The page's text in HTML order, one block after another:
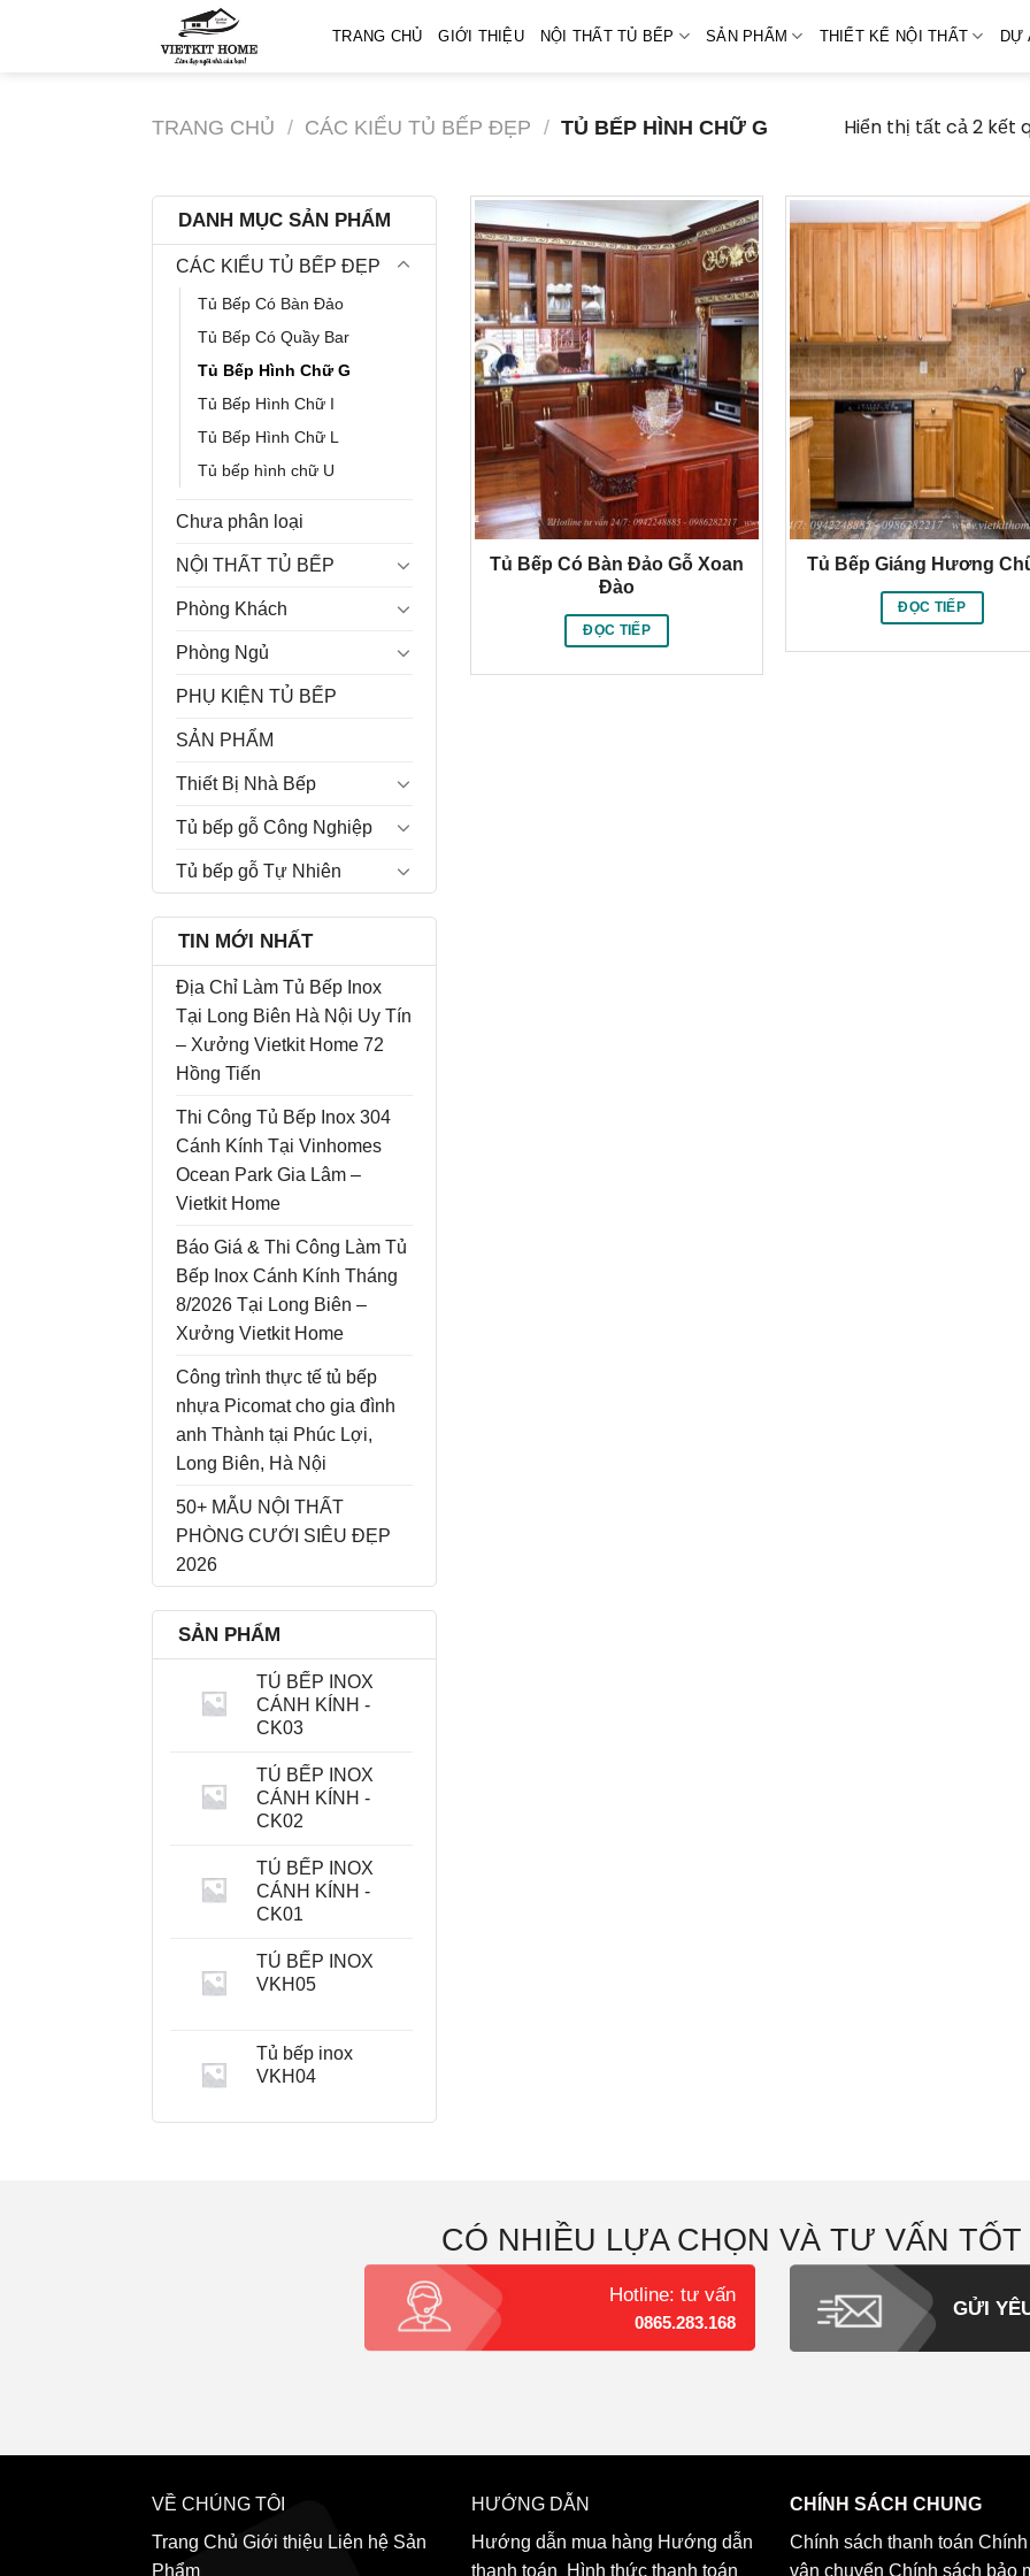
TRANG CHỦ GIỚI THIỆU NỘI THẤT TỦ BẾP SẢN PHẨM THIẾT KẾ NỘI THẤT DỰ
TRANG CHỦ / CÁC KIỂU TỦ BẾP ĐẸP / TỦ BẾP HÌNH CHỮ G Hiển thị tất cả 2 kết
DANH MỤC SẢN PHẨM
CÁC KIỂU TỦ BẾP ĐẸP
Tủ Bếp Có Bàn Đảo
Tủ Bếp Có Quầy Bar
Tủ Bếp Hình Chữ G
Tủ Bếp Hình Chữ I
Tủ Bếp Hình Chữ L
Tủ bếp hình chữ U
Chưa phân loại
NỘI THẤT TỦ BẾP
Phòng Khách
Phòng Ngủ
PHỤ KIỆN TỦ BẾP
SẢN PHẨM
Thiết Bị Nhà Bếp
Tủ bếp gỗ Công Nghiệp
Tủ bếp gỗ Tự Nhiên
TIN MỚI NHẤT
Địa Chỉ Làm Tủ Bếp Inox
Tại Long Biên Hà Nội Uy Tín
– Xưởng Vietkit Home 72
Hồng Tiến
Thi Công Tủ Bếp Inox 304
Cánh Kính Tại Vinhomes
Ocean Park Gia Lâm –
Vietkit Home
Báo Giá & Thi Công Làm Tủ
Bếp Inox Cánh Kính Tháng
8/2026 Tại Long Biên –
Xưởng Vietkit Home
Công trình thực tế tủ bếp
nhựa Picomat cho gia đình
anh Thành tại Phúc Lợi,
Long Biên, Hà Nội
50+ MẪU NỘI THẤT
PHÒNG CƯỚI SIÊU ĐẸP
2026
SẢN PHẨM
TỦ BẾP INOX
CÁNH KÍNH -
CK03
TỦ BẾP INOX
CÁNH KÍNH -
CK02
TỦ BẾP INOX
CÁNH KÍNH -
CK01
TỦ BẾP INOX
VKH05
Tủ bếp inox
VKH04
Tủ Bếp Có Bàn Đảo Gỗ Xoan
Đào
ĐỌC TIẾP
Tủ Bếp Giáng Hương
ĐỌC TIẾP
CÓ NHIỀU LỰA CHỌN VÀ TƯ VẤN
Hotline: tư vấn
0865.283.168
GỬI
VỀ CHÚNG TÔI
Trang Chủ Giới thiệu Liên hệ Sản
Phẩm
HƯỚNG DẪN
Hướng dẫn mua hàng Hướng dẫn
thanh toán
Hình thức thanh toán
CHÍNH SÁCH CHUNG
Chính sách thanh toán
vận chuyển Chính sách bảo